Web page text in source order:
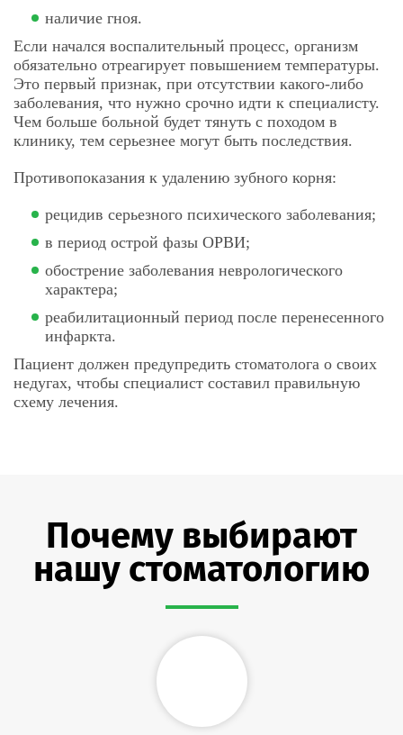
Удаление постоянного зуба
Удаление постоянного зуба
сложное
4 200 ₽
Удаление постоянного зуба
сложное
4 800 ₽
сложное
наличие гноя.
Если начался воспалительный процесс, организм
обязательно отреагирует повышением температуры.
Это первый признак, при отсутствии какого-либо
заболевания, что нужно срочно идти к специалисту.
Чем больше больной будет тянуть с походом в
клинику, тем серьезнее могут быть последствия.
Противопоказания к удалению зубного корня:
рецидив серьезного психического заболевания;
в период острой фазы ОРВИ;
обострение заболевания неврологического
характера;
реабилитационный период после перенесенного
инфаркта.
Пациент должен предупредить стоматолога о своих
недугах, чтобы специалист составил правильную
схему лечения.
Почему выбирают
нашу стоматологию